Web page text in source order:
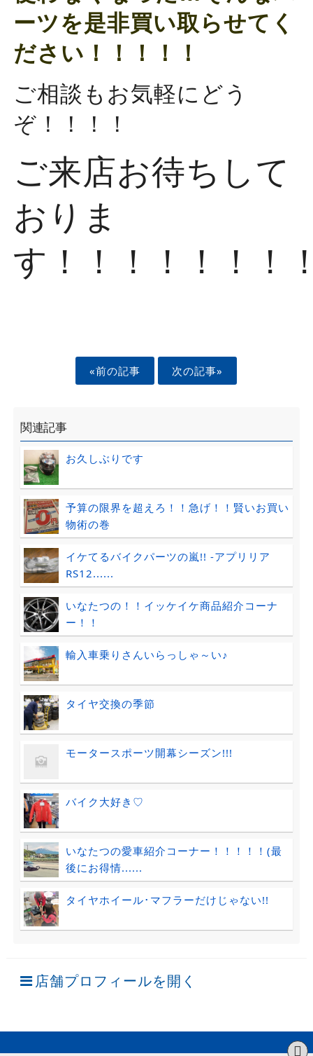
ーツを是非買い取らせてく
ださい！！！！！
ご相談もお気軽にどう
ぞ！！！！
ご来店お待ちして
おりま
す！！！！！！！
«前の記事 次の記事»
関連記事
お久しぶりです
予算の限界を超えろ！！急げ！！賢いお買い
物術の巻
イケてるバイクパーツの嵐!! -アプリリア
RS12......
いなたつの！！イッケイケ商品紹介コーナ
ー！！
輸入車乗りさんいらっしゃ～い♪
タイヤ交換の季節
モータースポーツ開幕シーズン!!!
バイク大好き♡
いなたつの愛車紹介コーナー！！！！！(最
後にお得情......
タイヤホイール･マフラーだけじゃない!!
店舗プロフィールを開く